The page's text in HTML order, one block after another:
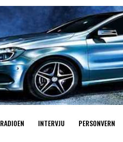
INTERVJU PERSONVERN